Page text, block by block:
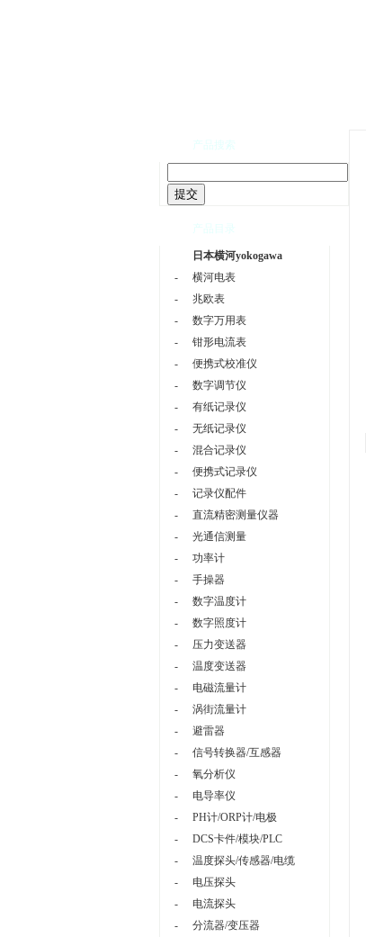
产品搜索
产品目录
日本横河yokogawa
-
横河电表
-
兆欧表
-
数字万用表
-
钳形电流表
-
便携式校准仪
-
数字调节仪
-
有纸记录仪
-
无纸记录仪
-
混合记录仪
-
便携式记录仪
-
记录仪配件
-
直流精密测量仪器
-
光通信测量
-
功率计
-
手操器
-
数字温度计
-
数字照度计
-
压力变送器
-
温度变送器
-
电磁流量计
-
涡街流量计
-
避雷器
-
信号转换器/互感器
-
氧分析仪
-
电导率仪
-
PH计/ORP计/电极
-
DCS卡件/模块/PLC
-
温度探头/传感器/电缆
-
电压探头
-
电流探头
-
分流器/变压器